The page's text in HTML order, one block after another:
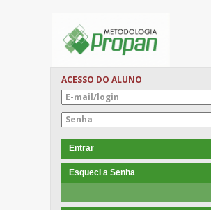
ACESSO DO ALUNO
Entrar
Esqueci a Senha